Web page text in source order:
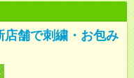
店舗で刺繍・お包み